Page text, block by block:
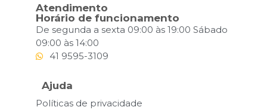
Atendimento
Horário de funcionamento
De segunda a sexta 09:00 às 19:00 Sábado
09:00 às 14:00
41 9595-3109
Ajuda
Políticas de privacidade